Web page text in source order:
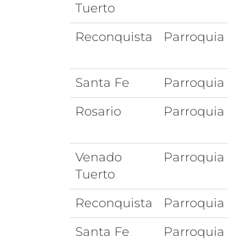
Tuerto
Reconquista Parroquia
Santa Fe Parroquia
Rosario
Parroquia
Venado
Tuerto
Parroquia
Reconquista Parroquia
Santa Fe
Parroquia